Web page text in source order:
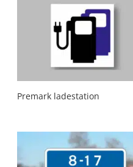
Premark ladestation